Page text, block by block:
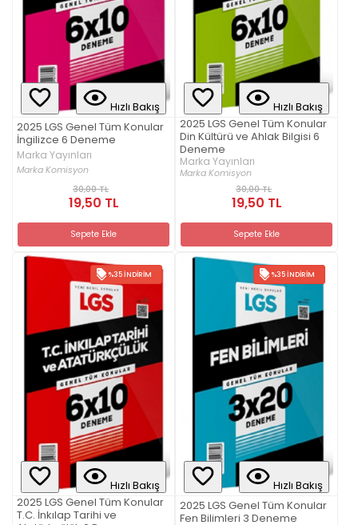
Hızlı Bakış
2025 LGS Genel Tüm Konular
İngilizce 6 Deneme
Marka Yayınları
Marka Komisyon
30,00 TL
19,50 TL
Sepete Ekle
Hızlı Bakış
2025 LGS Genel Tüm Konular
Din Kültürü ve Ahlak Bilgisi 6
Deneme
Marka Yayınları
Marka Komisyon
30,00 TL
19,50 TL
Sepete Ekle
%35 İNDIRIM
Hızlı Bakış
2025 LGS Genel Tüm Konular
T.C. İnkılap Tarihi ve
%35 İNDIRIM
Hızlı Bakış
2025 LGS Genel Tüm Konular
Fen Bilimleri 3 Deneme